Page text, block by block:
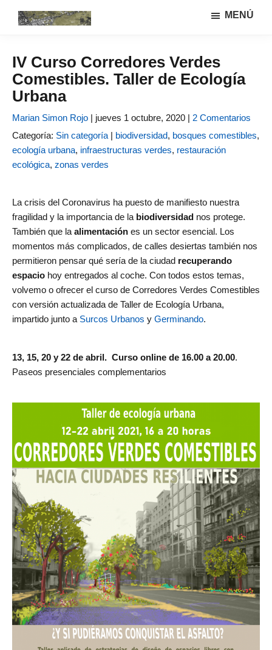
lateral
principal
y
sistemas
agrarios
investigación
GIAU+S
(UPM)
MENÚ
IV Curso Corredores Verdes
Comestibles. Taller de Ecología
Urbana
Marian Simon Rojo | jueves 1 octubre, 2020 | 2 Comentarios
Categoría: Sin categoría | biodiversidad, bosques comestibles,
ecología urbana, infraestructuras verdes, restauración
ecológica, zonas verdes
La crisis del Coronavirus ha puesto de manifiesto nuestra
fragilidad y la importancia de la biodiversidad nos protege.
También que la alimentación es un sector esencial. Los
momentos más complicados, de calles desiertas también nos
permitieron pensar qué sería de la ciudad recuperando
espacio hoy entregados al coche. Con todos estos temas,
volvemo o ofrecer el curso de Corredores Verdes Comestibles
con versión actualizada de Taller de Ecología Urbana,
impartido junto a Surcos Urbanos y Germinando.
13, 15, 20 y 22 de abril. Curso online de 16.00 a 20.00.
Paseos presenciales complementarios